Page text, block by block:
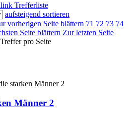
Trefferliste
aufsteigend sortieren
vorherigen Seite blättern 71 72 73 74
Seite blättern Zur letzten Seite
Treffer pro Seite
Männer 2